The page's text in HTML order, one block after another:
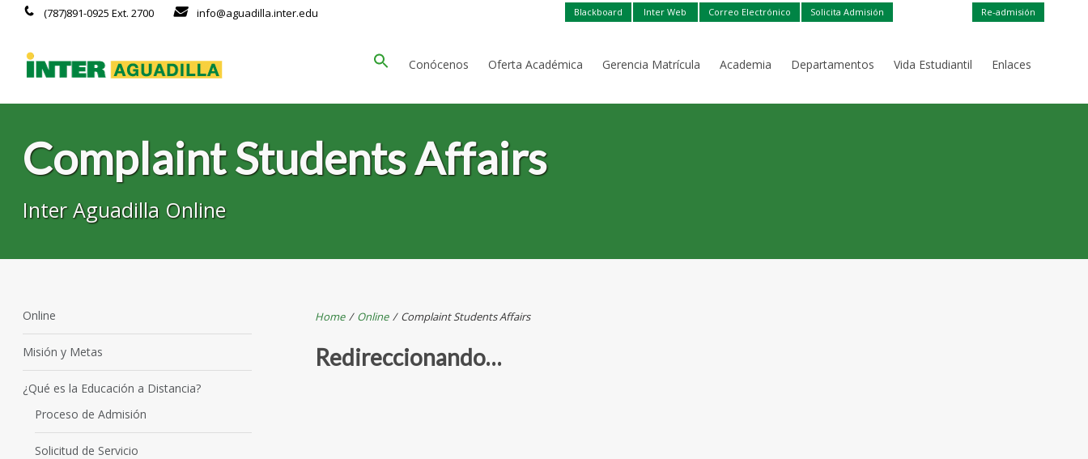
Blackboard Inter Web Correo Electrónico Solicita Admisión Re-admisión
(787)891-0925 Ext. 2700 info@aguadilla.inter.edu
Conócenos Oferta Académica Gerencia Matrícula Academia Departamentos Vida Estudiantil Enlaces
Complaint Students Affairs
Inter Aguadilla Online
Home / Online / Complaint Students Affairs
Redireccionando…
Online
Misión y Metas
¿Qué es la Educación a Distancia?
Proceso de Admisión
Solicitud de Servicio